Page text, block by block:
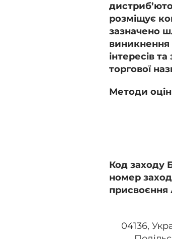
розміщує
зазначено
виникнення
інтересів
торгової
Методи
Код заходу
номер
присвоєння
04136,